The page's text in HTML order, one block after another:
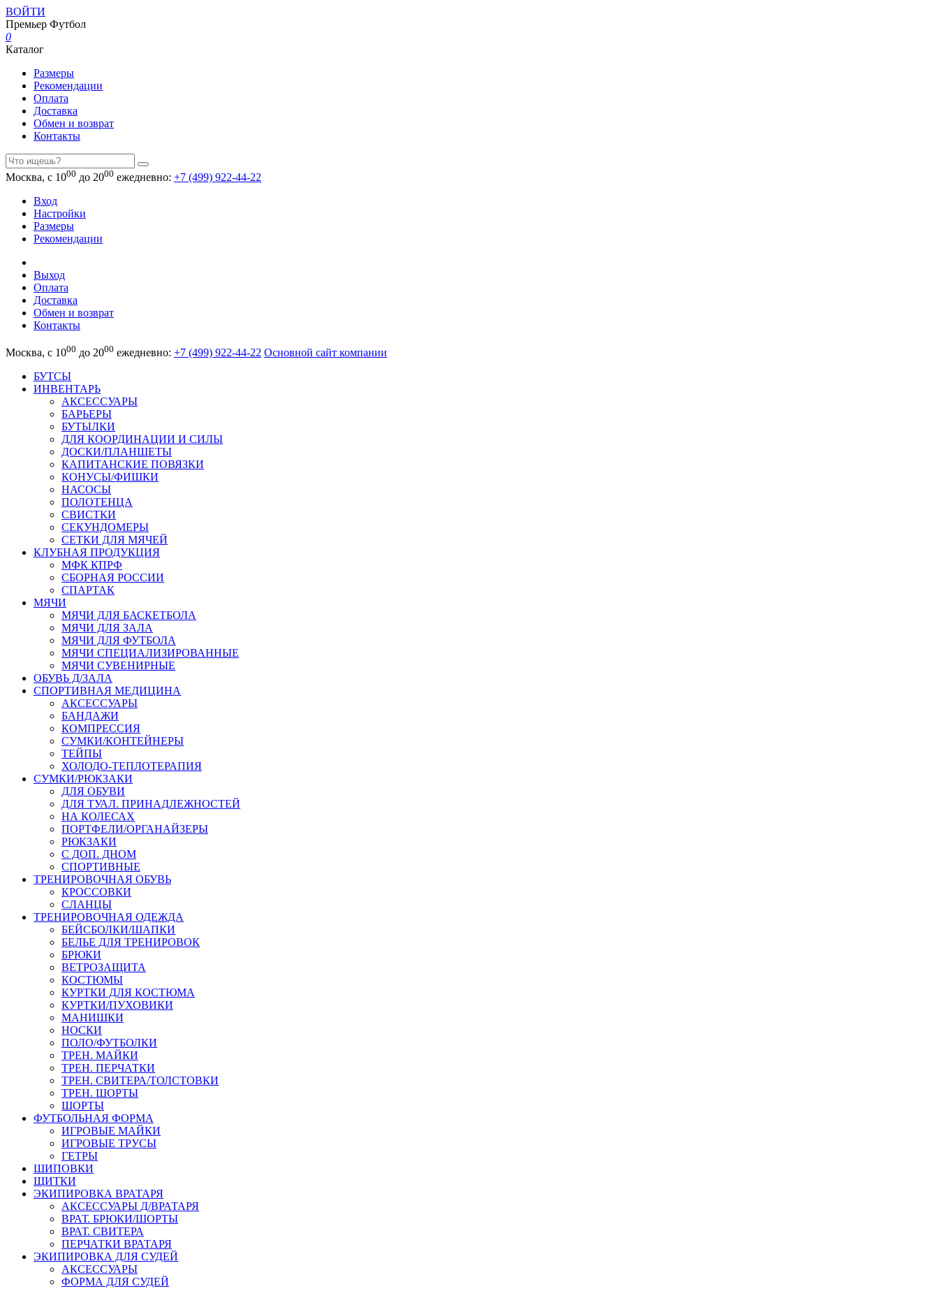
ВОЙТИ
Премьер Футбол
0
Каталог
Размеры
Рекомендации
Оплата
Доставка
Обмен и возврат
Контакты
Москва, с 1000 до 2000 ежедневно: +7 (499) 922-44-22
Вход
Настройки
Размеры
Рекомендации
Выход
Оплата
Доставка
Обмен и возврат
Контакты
Москва, с 1000 до 2000 ежедневно: +7 (499) 922-44-22 Основной сайт компании
БУТСЫ
ИНВЕНТАРЬ
АКСЕССУАРЫ
БАРЬЕРЫ
БУТЫЛКИ
ДЛЯ КООРДИНАЦИИ И СИЛЫ
ДОСКИ/ПЛАНШЕТЫ
КАПИТАНСКИЕ ПОВЯЗКИ
КОНУСЫ/ФИШКИ
НАСОСЫ
ПОЛОТЕНЦА
СВИСТКИ
СЕКУНДОМЕРЫ
СЕТКИ ДЛЯ МЯЧЕЙ
КЛУБНАЯ ПРОДУКЦИЯ
МФК КПРФ
СБОРНАЯ РОССИИ
СПАРТАК
МЯЧИ
МЯЧИ ДЛЯ БАСКЕТБОЛА
МЯЧИ ДЛЯ ЗАЛА
МЯЧИ ДЛЯ ФУТБОЛА
МЯЧИ СПЕЦИАЛИЗИРОВАННЫЕ
МЯЧИ СУВЕНИРНЫЕ
ОБУВЬ Д/ЗАЛА
СПОРТИВНАЯ МЕДИЦИНА
АКСЕССУАРЫ
БАНДАЖИ
КОМПРЕССИЯ
СУМКИ/КОНТЕЙНЕРЫ
ТЕЙПЫ
ХОЛОДО-ТЕПЛОТЕРАПИЯ
СУМКИ/РЮКЗАКИ
ДЛЯ ОБУВИ
ДЛЯ ТУАЛ. ПРИНАДЛЕЖНОСТЕЙ
НА КОЛЕСАХ
ПОРТФЕЛИ/ОРГАНАЙЗЕРЫ
РЮКЗАКИ
С ДОП. ДНОМ
СПОРТИВНЫЕ
ТРЕНИРОВОЧНАЯ ОБУВЬ
КРОССОВКИ
СЛАНЦЫ
ТРЕНИРОВОЧНАЯ ОДЕЖДА
БЕЙСБОЛКИ/ШАПКИ
БЕЛЬЕ ДЛЯ ТРЕНИРОВОК
БРЮКИ
ВЕТРОЗАЩИТА
КОСТЮМЫ
КУРТКИ ДЛЯ КОСТЮМА
КУРТКИ/ПУХОВИКИ
МАНИШКИ
НОСКИ
ПОЛО/ФУТБОЛКИ
ТРЕН. МАЙКИ
ТРЕН. ПЕРЧАТКИ
ТРЕН. СВИТЕРА/ТОЛСТОВКИ
ТРЕН. ШОРТЫ
ШОРТЫ
ФУТБОЛЬНАЯ ФОРМА
ИГРОВЫЕ МАЙКИ
ИГРОВЫЕ ТРУСЫ
ГЕТРЫ
ШИПОВКИ
ЩИТКИ
ЭКИПИРОВКА ВРАТАРЯ
АКСЕССУАРЫ Д/ВРАТАРЯ
ВРАТ. БРЮКИ/ШОРТЫ
ВРАТ. СВИТЕРА
ПЕРЧАТКИ ВРАТАРЯ
ЭКИПИРОВКА ДЛЯ СУДЕЙ
АКСЕССУАРЫ
ФОРМА ДЛЯ СУДЕЙ